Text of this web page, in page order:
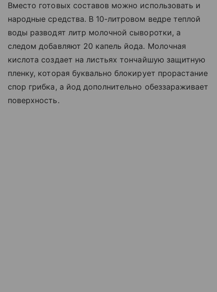
Вместо готовых составов можно использовать и
народные средства. В 10-литровом ведре теплой
воды разводят литр молочной сыворотки, а
следом добавляют 20 капель йода. Молочная
кислота создает на листьях тончайшую защитную
пленку, которая буквально блокирует прорастание
спор грибка, а йод дополнительно обеззараживает
поверхность.